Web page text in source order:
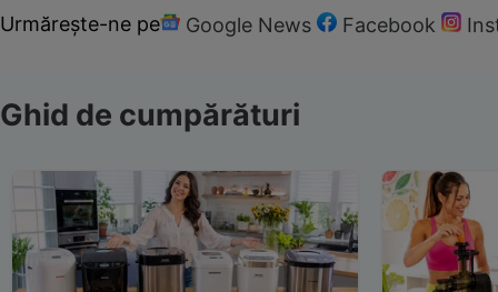
Urmărește-ne pe Google News Facebook
Ghid de cumpărături